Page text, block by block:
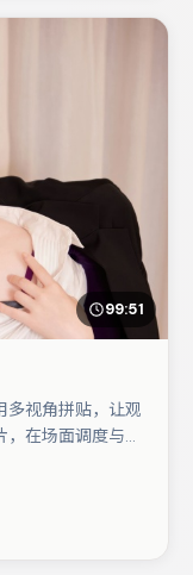
99:51
多视角拼贴，让观
在场面调度与表
应，适合喜欢抠
主线，这部作品